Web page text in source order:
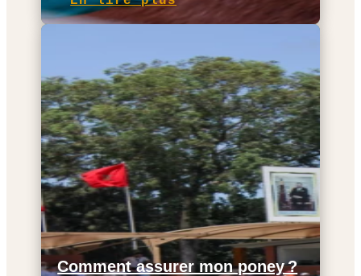
Comment assurer mon poney ?